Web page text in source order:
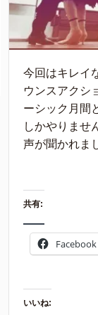
今回はキレイ
ウンスアクシ
ーシック月間
しかやりませ
声が聞かれま
共有:
Facebook
いいね: